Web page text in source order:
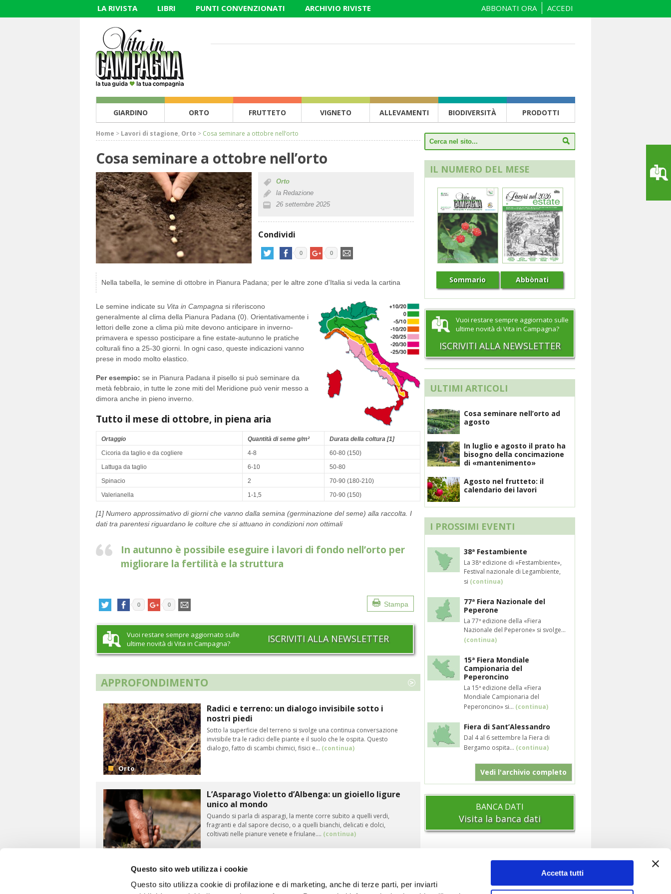
Questo sito web utilizza i cookie
Questo sito utilizza cookie di profilazione e di marketing, anche di terze parti, per inviarti
Accetta tutti
LA RIVISTA LIBRI PUNTI CONVENZIONATI ARCHIVIO RIVISTE ACCEDI
ABBONATI ORA
GIARDINO ORTO FRUTTETO VIGNETO ALLEVAMENTI BIODIVERSITÀ PRODOTTI
Home > Lavori di stagione, Orto > Cosa seminare a ottobre nell’orto
Cosa seminare a ottobre nell’orto
Orto
la Redazione
26 settembre 2025
Condividi
0 0
Nella tabella, le semine di ottobre in Pianura Padana; per le altre zone d'Italia si veda la cartina
Le semine indicate su Vita in Campagna si riferiscono
generalmente al clima della Pianura Padana (0). Orientativamente i
lettori delle zone a clima più mite devono anticipare in inverno-
primavera e spesso posticipare a fine estate-autunno le pratiche
colturali fino a 25-30 giorni. In ogni caso, queste indicazioni vanno
prese in modo molto elastico.
Per esempio: se in Pianura Padana il pisello si può seminare da
metà febbraio, in tutte le zone miti del Meridione può venir messo a
dimora anche in pieno inverno.
Tutto il mese di ottobre, in piena aria
Ortaggio Quantità di seme g/m²
Durata della coltura [1]
Cicoria da taglio e da cogliere
4-8
60-80 (150)
Lattuga da taglio
6-10
50-80
Spinacio
2
70-90 (180-210)
Valerianella
1-1,5 70-90 (150)
[1] Numero approssimativo di giorni che vanno dalla semina (germinazione del seme) alla raccolta. I
dati tra parentesi riguardano le colture che si attuano in condizioni non ottimali
In autunno è possibile eseguire i lavori di fondo nell’orto per
migliorare la fertilità e la struttura
Stampa
0 0
Vuoi restare sempre aggiornato sulle
ultime novità di Vita in Campagna?
ISCRIVITI ALLA NEWSLETTER
APPROFONDIMENTO
Orto
Radici e terreno: un dialogo invisibile sotto i
nostri piedi
Sotto la superficie del terreno si svolge una continua conversazione
invisibile tra le radici delle piante e il suolo che le ospita. Questo
dialogo, fatto di scambi chimici, fisici e… (continua)
L’Asparago Violetto d’Albenga: un gioiello ligure
unico al mondo
Quando si parla di asparagi, la mente corre subito a quelli verdi,
fragranti e dal sapore deciso, o a quelli bianchi, delicati e dolci,
coltivati nelle pianure venete e friulane.… (continua)
IL NUMERO DEL MESE
Sommario Abbònati
Vuoi restare sempre aggiornato sulle
ultime novità di Vita in Campagna?
ISCRIVITI ALLA NEWSLETTER
ULTIMI ARTICOLI
Cosa seminare nell’orto ad
agosto
In luglio e agosto il prato ha
bisogno della concimazione
di «mantenimento»
Agosto nel frutteto: il
calendario dei lavori
I PROSSIMI EVENTI
38ª Festambiente
La 38ª edizione di «Festambiente»,
Festival nazionale di Legambiente,
si (continua)
77ª Fiera Nazionale del
Peperone
La 77ª edizione della «Fiera
Nazionale del Peperone» si svolge...
(continua)
15ª Fiera Mondiale
Campionaria del
Peperoncino
La 15ª edizione della «Fiera
Mondiale Campionaria del
Peperoncino» si... (continua)
Fiera di Sant’Alessandro
Dal 4 al 6 settembre la Fiera di
Bergamo ospita... (continua)
Vedi l'archivio completo
BANCA DATI
Visita la banca dati